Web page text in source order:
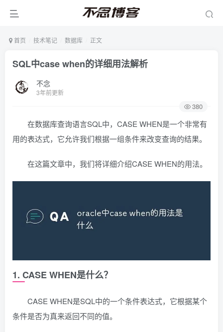
首页 技术笔记 数据库 正文
SQL中case when的详细用法解析
不念
3年前更新
380
在数据库查询语言SQL中，CASE WHEN是一个非常有
用的表达式，它允许我们根据一组条件来改变查询的结果。
在这篇文章中，我们将详细介绍CASE WHEN的用法。
1. CASE WHEN是什么？
CASE WHEN是SQL中的一个条件表达式，它根据某个
条件是否为真来返回不同的值。